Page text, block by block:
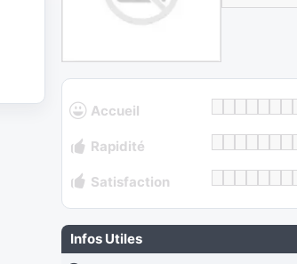
Accueil
Rapidité
Satisfaction
Infos Utiles